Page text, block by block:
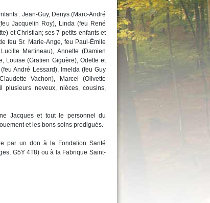
: Jean-Guy, Denys (Marc-André
Jacquelin Roy), Linda (feu René
et Christian; ses 7 petits-enfants et
feu Sr. Marie-Ange, feu Paul-Émile
Martineau), Annette (Damien
Louise (Gratien Giguère), Odette et
André Lessard), Imelda (feu Guy
Vachon), Marcel (Olivette
neveux, nièces, cousins,
Jacques et tout le personnel du
et les bons soins prodigués.
par un don à la Fondation Santé
G5Y 4T8) ou à la Fabrique Saint-